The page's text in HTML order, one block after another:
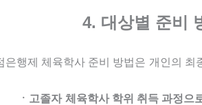
4. 대상별 준비
은행제 체육학사 준비 방법은 개인의 최
ㆍ고졸자 체육학사 학위 취득 과정으